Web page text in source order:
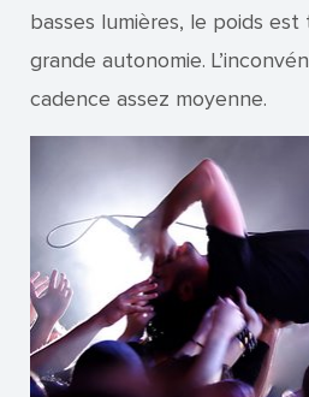
basses lumières, le poids
grande autonomie.
cadence assez moyenne.